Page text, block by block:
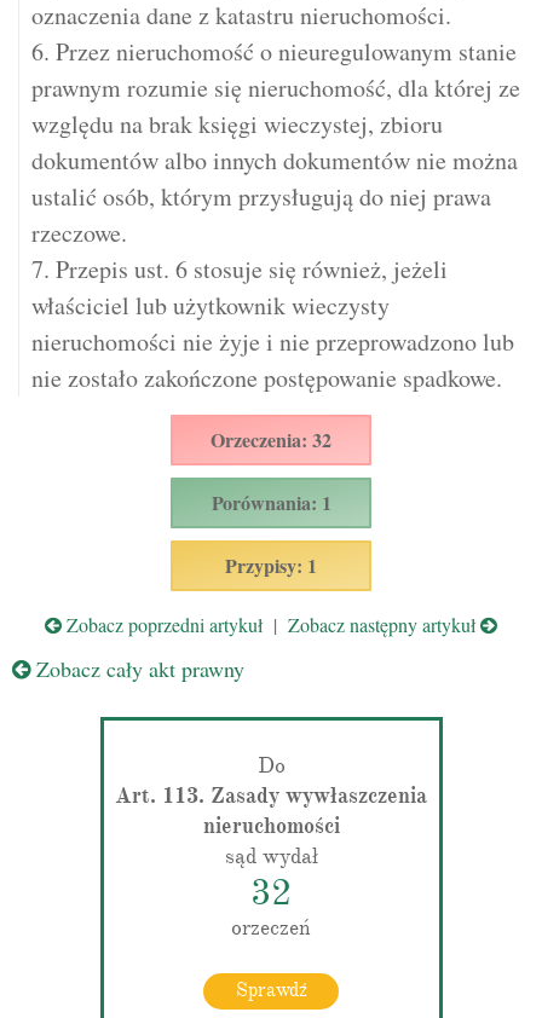
oznaczenia dane z katastru nieruchomości.
6. Przez nieruchomość o nieuregulowanym stanie
prawnym rozumie się nieruchomość, dla której ze
względu na brak księgi wieczystej, zbioru
dokumentów albo innych dokumentów nie można
ustalić osób, którym przysługują do niej prawa
rzeczowe.
7. Przepis ust. 6 stosuje się również, jeżeli
właściciel lub użytkownik wieczysty
nieruchomości nie żyje i nie przeprowadzono lub
nie zostało zakończone postępowanie spadkowe.
Orzeczenia: 32
Porównania: 1
Przypisy: 1
Zobacz poprzedni artykuł | Zobacz następny artykuł
Zobacz cały akt prawny
Do
Art. 113. Zasady wywłaszczenia
nieruchomości
sąd wydał
32
orzeczeń
Sprawdź